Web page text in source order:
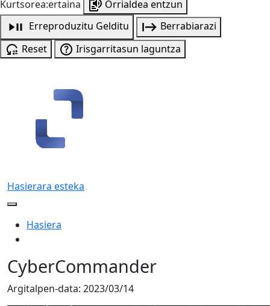
Kurtsorea:ertaina
Orrialdea entzun
Erreproduzitu Gelditu
Berrabiarazi
Reset
Irisgarritasun laguntza
Hasierara esteka
Hasiera
CyberCommander
Argitalpen-data: 2023/03/14